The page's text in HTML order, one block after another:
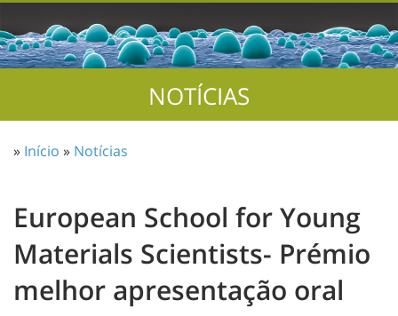
NOTÍCIAS
» Início » Notícias
European School for Young
Materials Scientists- Prémio
melhor apresentação oral